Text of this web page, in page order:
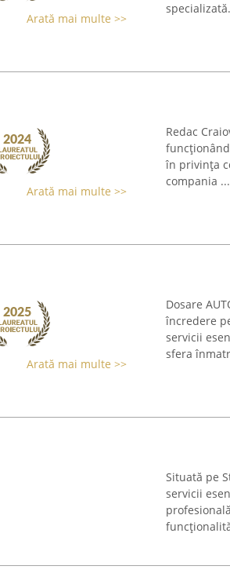
Arată mai multe >>
Arată mai multe >>
Redac
în privința
compania ...
Arată mai multe >>
Dosare
încredere
servicii
sfera
Situată pe
servicii